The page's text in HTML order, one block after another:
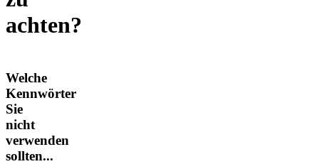
achten?
Welche
Kennwörter
Sie
nicht
verwenden
sollten...